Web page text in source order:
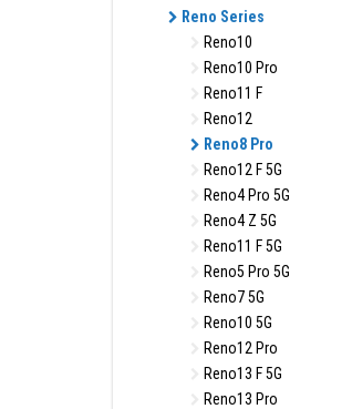
Reno Series
Reno10
Reno10 Pro
Reno11 F
Reno12
Reno8 Pro
Reno12 F 5G
Reno4 Pro 5G
Reno4 Z 5G
Reno11 F 5G
Reno5 Pro 5G
Reno7 5G
Reno10 5G
Reno12 Pro
Reno13 F 5G
Reno13 Pro